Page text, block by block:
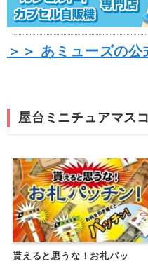
＞＞ あミューズの
屋台ミニチュアマス
貰えると思うな！お札パッ